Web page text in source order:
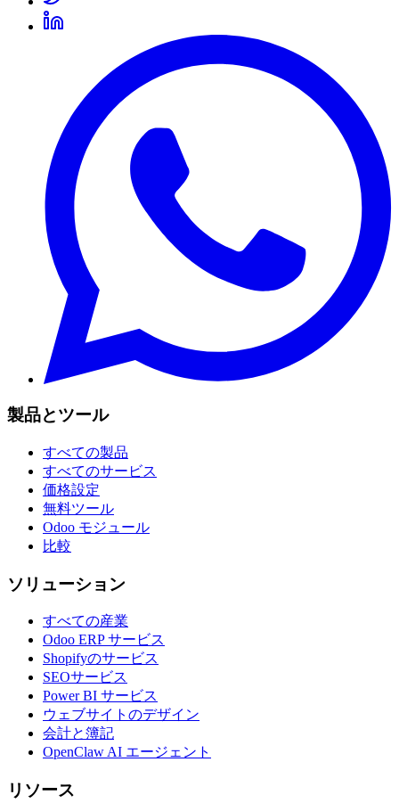
製品とツール
すべての製品
すべてのサービス
価格設定
無料ツール
Odoo モジュール
比較
ソリューション
すべての産業
Odoo ERP サービス
Shopifyのサービス
SEOサービス
Power BI サービス
ウェブサイトのデザイン
会計と簿記
OpenClaw AI エージェント
リソース